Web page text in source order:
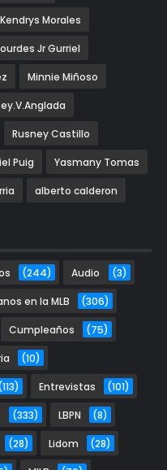
Kendrys Morales
Jr Gurriel
Minnie Miñoso
Rusney Castillo
Puig Yasmany Tomas
alberto calderon
(244) Audio (3)
en la MLB (306)
Cumpleaños (75)
(10)
Entrevistas (101)
(333) LBPN (8)
(28) Lidom (28)